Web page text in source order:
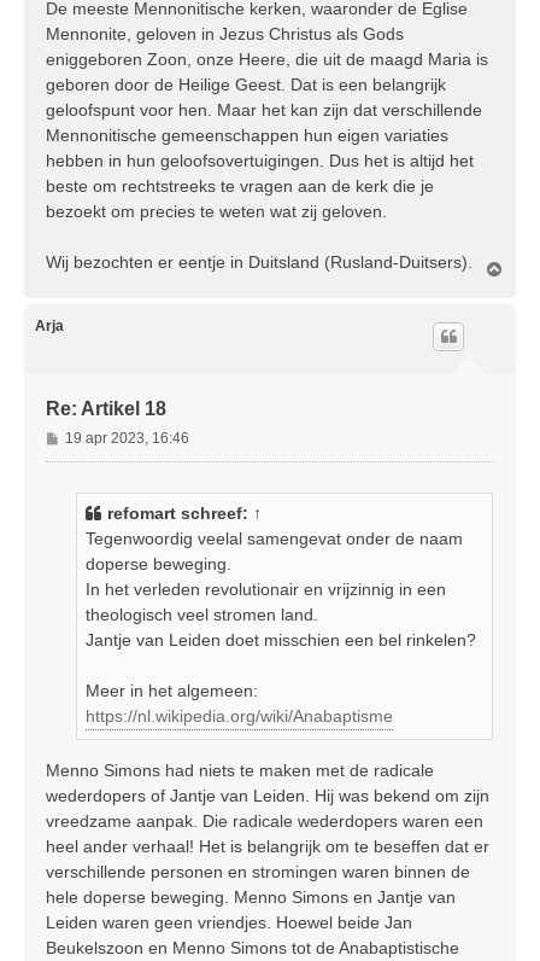
De meeste Mennonitische kerken, waaronder de Eglise
Mennonite, geloven in Jezus Christus als Gods
eniggeboren Zoon, onze Heere, die uit de maagd Maria is
geboren door de Heilige Geest. Dat is een belangrijk
geloofspunt voor hen. Maar het kan zijn dat verschillende
Mennonitische gemeenschappen hun eigen variaties
hebben in hun geloofsovertuigingen. Dus het is altijd het
beste om rechtstreeks te vragen aan de kerk die je
bezoekt om precies te weten wat zij geloven.
Wij bezochten er eentje in Duitsland (Rusland-Duitsers).
Arja
Re: Artikel 18
B
e
19 apr 2023, 16:46
refomart schreef: ↑
Tegenwoordig veelal samengevat onder de naam
doperse beweging.
In het verleden revolutionair en vrijzinnig in een
theologisch veel stromen land.
Jantje van Leiden doet misschien een bel rinkelen?
Meer in het algemeen:
https://nl.wikipedia.org/wiki/Anabaptisme
Menno Simons had niets te maken met de radicale
wederdopers of Jantje van Leiden. Hij was bekend om zijn
vreedzame aanpak. Die radicale wederdopers waren een
heel ander verhaal! Het is belangrijk om te beseffen dat er
verschillende personen en stromingen waren binnen de
hele doperse beweging. Menno Simons en Jantje van
Leiden waren geen vriendjes. Hoewel beide Jan
Beukelszoon en Menno Simons tot de Anabaptistische